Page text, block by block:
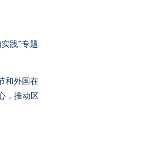
践”专题
和外国在
，推动区